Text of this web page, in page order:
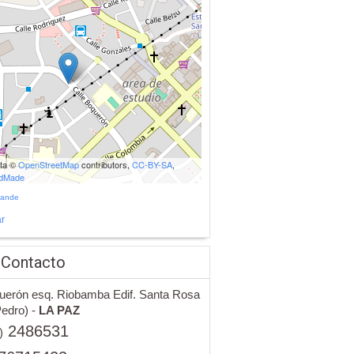
©OpenStreetMapcontributors, CC-BY-SA
esq. Riobamba Edif. Santa Rosa
- LA PAZ
2486531